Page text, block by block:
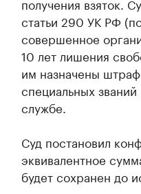
статьи 290 УК РФ
совершенное
10 лет лишения
им назначены
специальных
службе.
Суд постановил
эквивалентное
будет сохранен до